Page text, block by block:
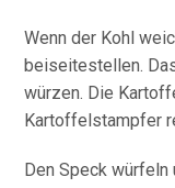
Wenn der Kohl
beiseitestellen.
würzen. Die
Kartoffelstampfer
Den Speck